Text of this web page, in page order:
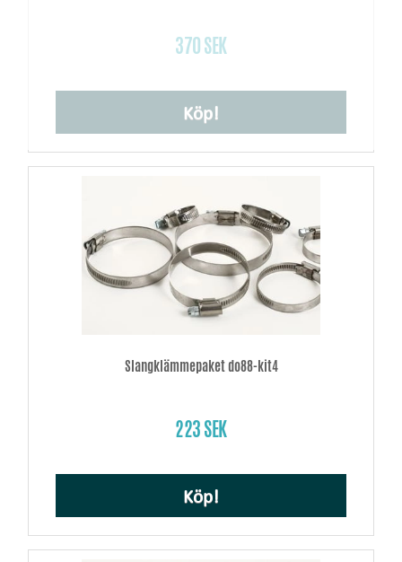
370 SEK
Köp!
Slangklämmepaket do88-kit4
223 SEK
Köp!